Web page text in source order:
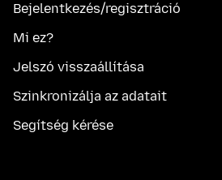
Bejelentkezés/regisztráció
Mi ez?
Jelszó visszaállítása
Szinkronizálja az adatait
Segítség kérése